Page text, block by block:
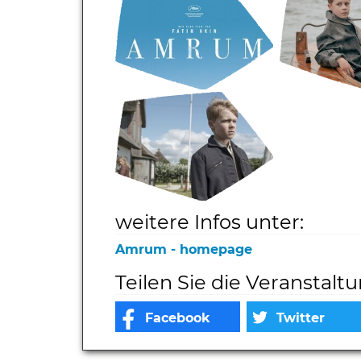
weitere Infos unter:
Amrum - homepage
Teilen Sie die